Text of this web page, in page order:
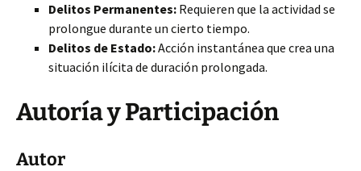
Delitos Permanentes: Requieren que la actividad se
prolongue durante un cierto tiempo.
Delitos de Estado:Acción instantánea que crea una
situación ilícita de duración prolongada.
Autoría y Participación
Autor